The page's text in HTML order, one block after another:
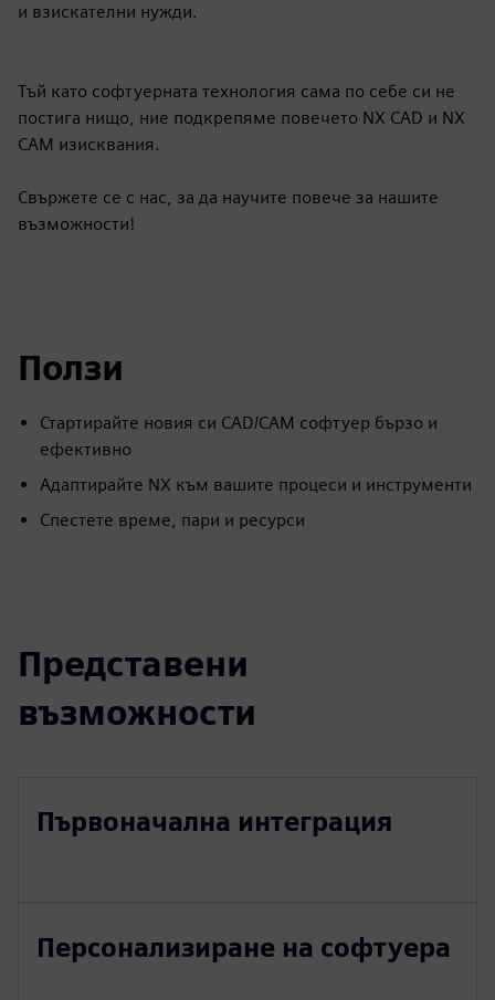
и взискателни нужди.
Тъй като софтуерната технология сама по себе си не
постига нищо, ние подкрепяме повечето NX CAD и NX
CAM изисквания.
Свържете се с нас, за да научите повече за нашите
възможности!
Ползи
Стартирайте новия си CAD/CAM софтуер бързо и
ефективно
Адаптирайте NX към вашите процеси и инструменти
Спестете време, пари и ресурси
Представени
възможности
Първоначална интеграция
Персонализиране на софтуера